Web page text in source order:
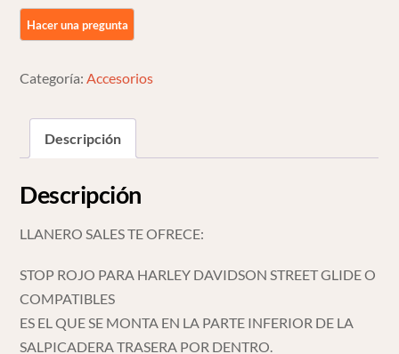
Categoría: Accesorios
Descripción
Descripción
LLANERO SALES TE OFRECE:
STOP ROJO PARA HARLEY DAVIDSON STREET GLIDE O
COMPATIBLES
ES EL QUE SE MONTA EN LA PARTE INFERIOR DE LA
SALPICADERA TRASERA POR DENTRO.